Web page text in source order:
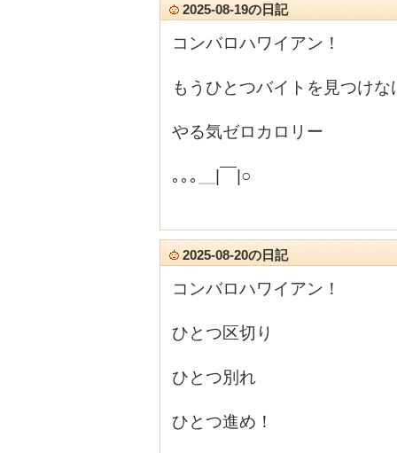
2025-08-19の日記
コンバロハワイアン！
もうひとつバイトを見つけ
やる気ゼロカロリー
｡｡｡＿|￣|○
2025-08-20の日記
コンバロハワイアン！
ひとつ区切り
ひとつ別れ
ひとつ進め！